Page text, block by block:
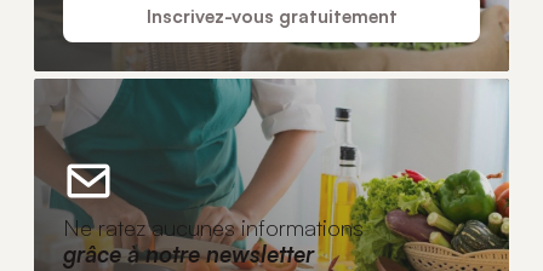
Inscrivez-vous gratuitement
Ne ratez aucunes informations
grâce à notre newsletter